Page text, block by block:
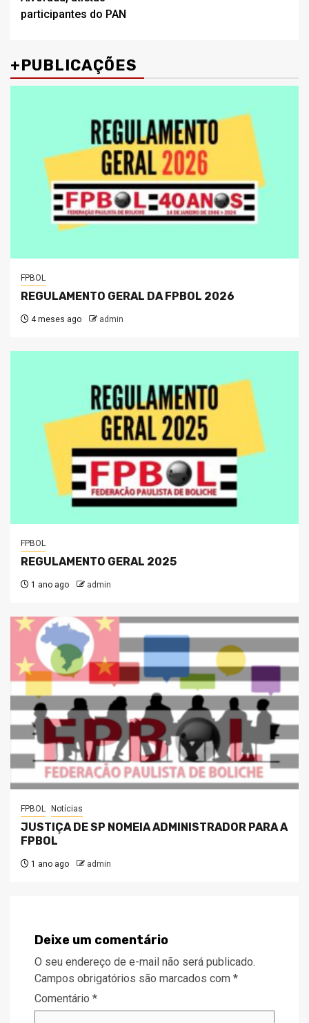
participantes do PAN
+PUBLICAÇÕES
FPBOL
REGULAMENTO GERAL DA FPBOL 2026
4 meses ago admin
FPBOL
REGULAMENTO GERAL 2025
1 ano ago admin
FPBOL Notícias
JUSTIÇA DE SP NOMEIA ADMINISTRADOR PARA A
FPBOL
1 ano ago admin
Deixe um comentário
O seu endereço de e-mail não será publicado.
Campos obrigatórios são marcados com *
Comentário *